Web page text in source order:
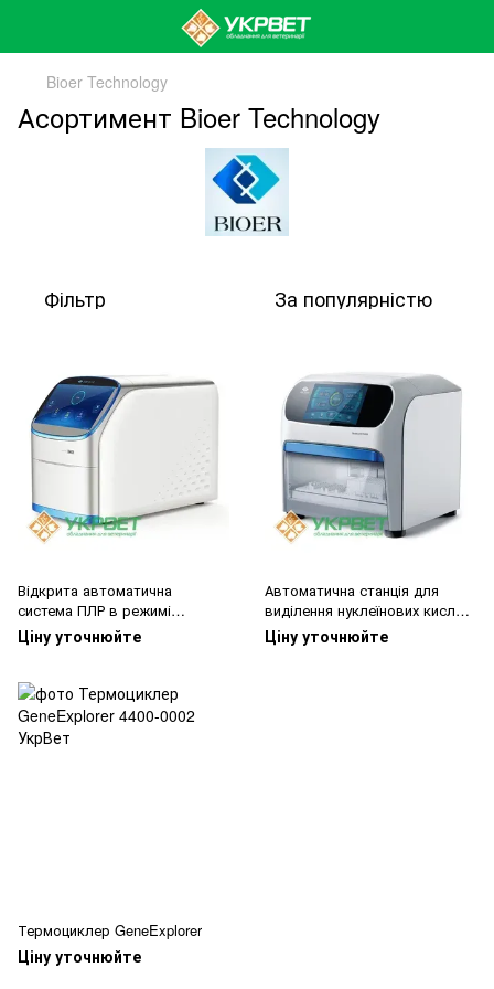
Bioer Technology
Асортимент Bioer Technology
Фільтр За популярністю
Відкрита автоматична
система ПЛР в режимі
реального часу QuantGene
9600
Ціну уточнюйте
Автоматична станція для
виділення нуклеїнових кислот
на 32 зразка GenePure Pro
Ціну уточнюйте
Термоциклер GeneExplorer
Ціну уточнюйте